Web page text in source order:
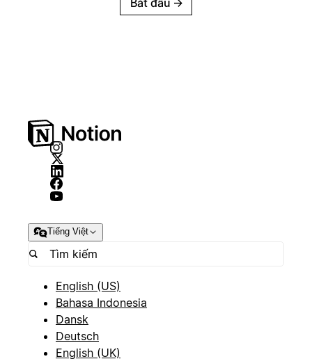
Bắt đầu →
Tiếng Việt
English (US)
Bahasa Indonesia
Dansk
Deutsch
English (UK)